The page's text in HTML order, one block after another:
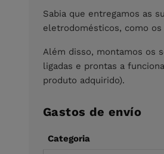
Sabia que entregamos as
eletrodomésticos, como
Além disso, montamos os
ligadas e prontas a
produto adquirido).
Gastos de envío
Categoria